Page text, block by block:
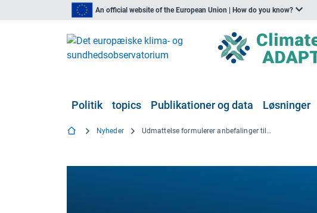
An official website of the European Union | How do you know?
Politik topics Publikationer og data Løsninger
Nyheder Udmattelse formulerer anbefalinger til politikker rettet mod varme- og luftforurening